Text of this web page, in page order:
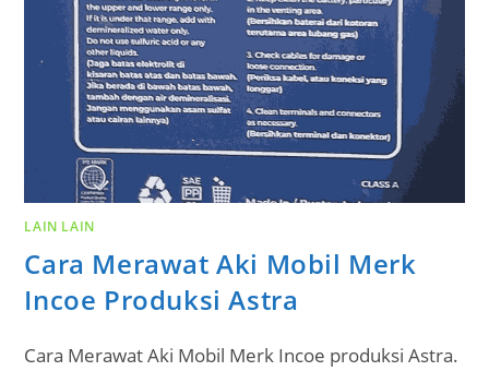
LAIN LAIN
Cara Merawat Aki Mobil Merk
Incoe Produksi Astra
Cara Merawat Aki Mobil Merk Incoe produksi Astra.